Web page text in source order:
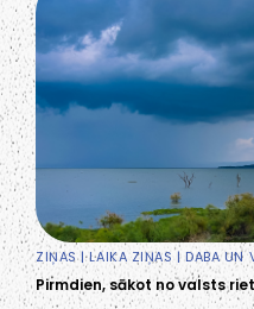
ZIŅAS|LAIKA ZIŅAS |DABA UN
Pirmdien, sākot no valsts